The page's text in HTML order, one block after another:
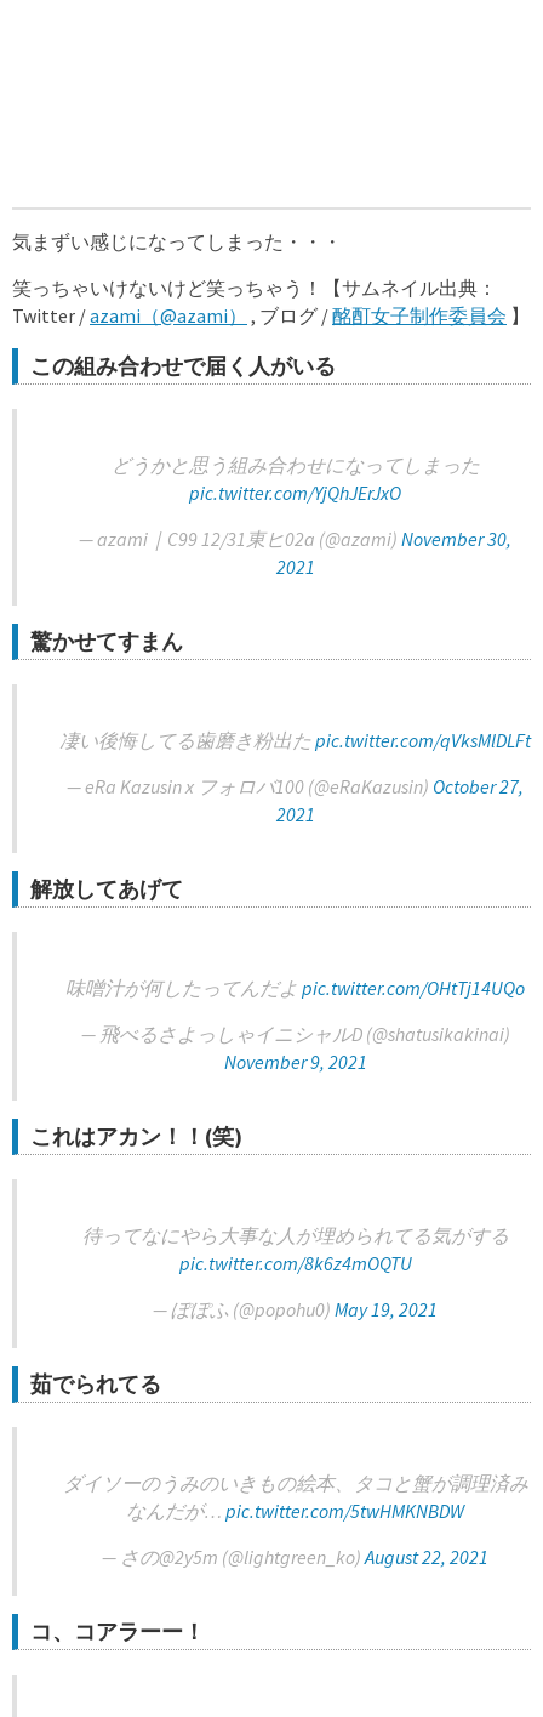
気まずい感じになってしまった・・・
笑っちゃいけないけど笑っちゃう！【サムネイル出典：
Twitter /azami（@azami） , ブログ /酩酊女子制作委員会 】
この組み合わせで届く人がいる
どうかと思う組み合わせになってしまった
pic.twitter.com/YjQhJErJxO
— azami｜C99 12/31東ヒ02a (@azami) November 30,
2021
驚かせてすまん
凄い後悔してる歯磨き粉出たpic.twitter.com/qVksMlDLFt
— eRa Kazusin x フォロバ100 (@eRaKazusin) October 27,
2021
解放してあげて
味噌汁が何したってんだよ pic.twitter.com/OHtTj14UQo
— 飛べるさよっしゃイニシャルD (@shatusikakinai)
November 9, 2021
これはアカン！！(笑)
待ってなにやら大事な人が埋められてる気がする
pic.twitter.com/8k6z4mOQTU
— ぽぽふ (@popohu0) May 19, 2021
茹でられてる
ダイソーのうみのいきもの絵本、タコと蟹が調理済み
なんだが… pic.twitter.com/5twHMKNBDW
— さの@2y5m (@lightgreen_ko)August 22, 2021
コ、コアラーー！